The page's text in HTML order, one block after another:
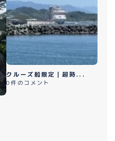
クルーズ船限定｜超時...
0件のコメント